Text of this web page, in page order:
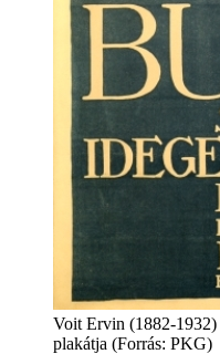
Voit Ervin (1882-1932)
plakátja (Forrás: PKG)